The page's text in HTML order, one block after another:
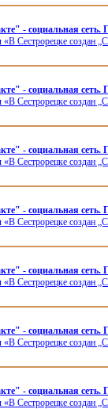
- социальная
«В Сестрорецке создан
- социальная
«В Сестрорецке создан
- социальная сеть.
«В Сестрорецке создан
- социальная
«В Сестрорецке создан
- социальная
«В Сестрорецке создан
- социальная
«В Сестрорецке создан
- социальная
«В Сестрорецке создан